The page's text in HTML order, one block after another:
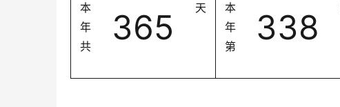
本
年
共
365 天
本
年
第
338